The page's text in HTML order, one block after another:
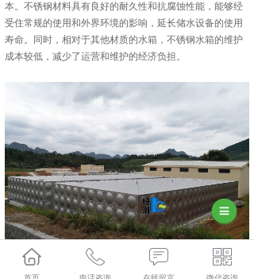
本。不锈钢材料具有良好的耐久性和抗腐蚀性能，能够经
受住常规的使用和外界环境的影响，延长储水设备的使用
寿命。同时，相对于其他材质的水箱，不锈钢水箱的维护
成本较低，减少了运营和维护的经济负担。
都匀不锈钢水箱厂家怎么样？都匀不锈钢水箱加工哪家便